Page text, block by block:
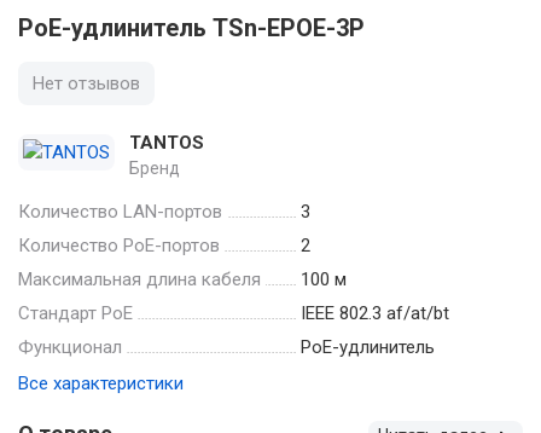
PoE-удлинитель TSn-EPOE-3P
Нет отзывов
TANTOS
Бренд
Количество LAN-портов
3
Количество PoE-портов
2
Максимальная длина кабеля
100 м
Стандарт PoE
IEEE 802.3 af/at/bt
Функционал
PoE-удлинитель
Все характеристики